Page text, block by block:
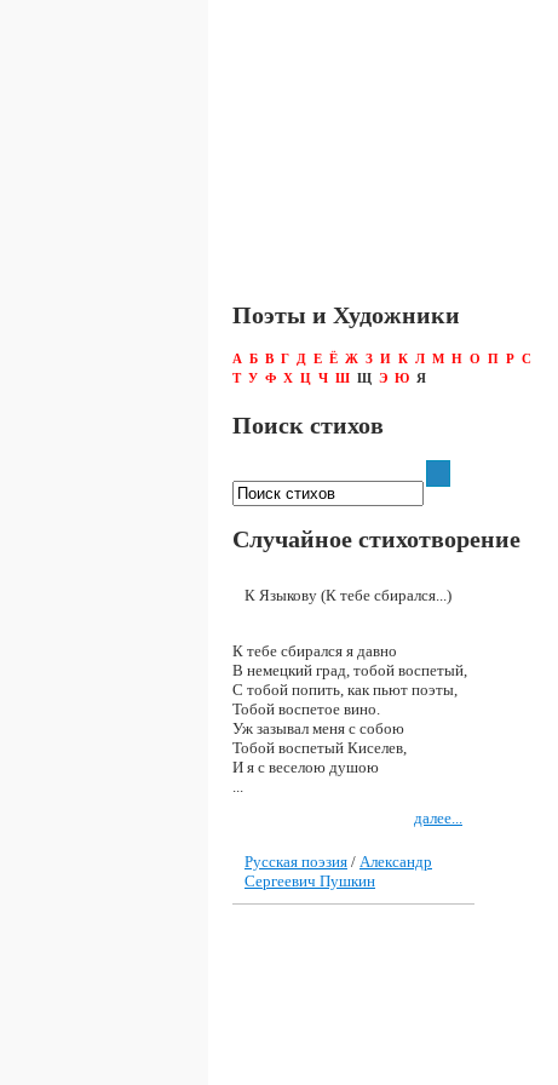
Поэты и Художники
А Б В Г Д Е Ё Ж З И К Л М Н О П Р С
Т У Ф Х Ц Ч Ш Щ Э Ю Я
Поиск стихов
Случайное стихотворение
К Языкову (К тебе сбирался...)
К тебе сбирался я давно
В немецкий град, тобой воспетый,
С тобой попить, как пьют поэты,
Тобой воспетое вино.
Уж зазывал меня с собою
Тобой воспетый Киселев,
И я с веселою душою
далее...
Русская поэзия / Александр
Сергеевич Пушкин